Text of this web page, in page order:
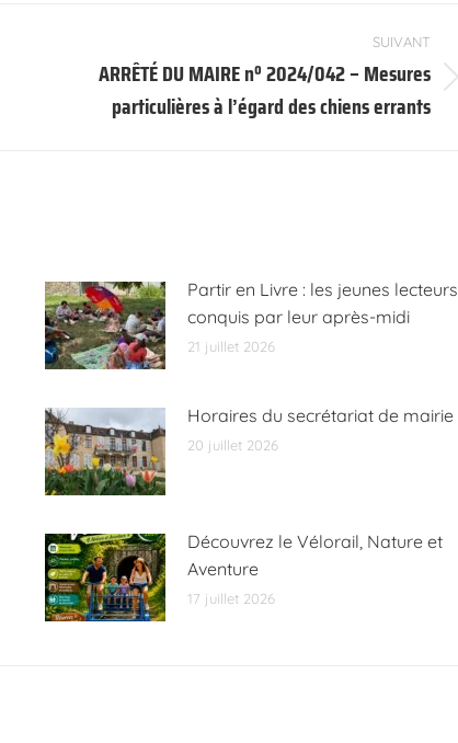
SUIVANT
ARRÊTÉ DU MAIRE nº 2024/042 – Mesures
particulières à l’égard des chiens errants
Partir en Livre : les jeunes lecteurs
conquis par leur après-midi
21 juillet 2026
Horaires du secrétariat de mairie
20 juillet 2026
Découvrez le Vélorail, Nature et
Aventure
17 juillet 2026